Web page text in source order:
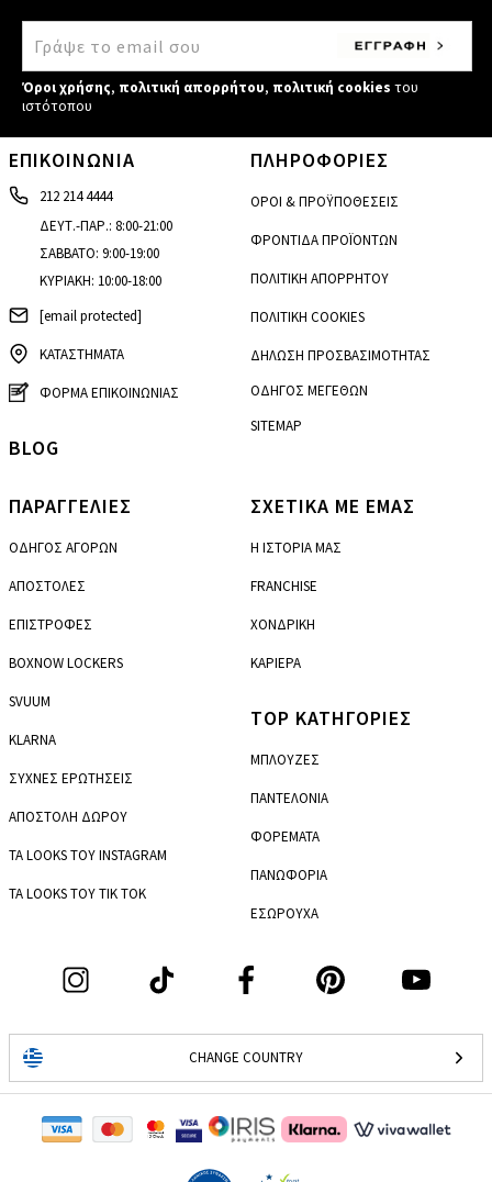
Όροι χρήσης, πολιτική απορρήτου, πολιτική cookies του
ιστότοπου
ΕΠΙΚΟΙΝΩΝΙΑ
212 214 4444
ΔΕΥΤ.-ΠΑΡ.: 8:00-21:00
ΣΑΒΒΑΤΟ: 9:00-19:00
ΚΥΡΙΑΚΗ: 10:00-18:00
[email protected]
ΚΑΤΑΣΤΗΜΑΤΑ
ΦΟΡΜΑ ΕΠΙΚΟΙΝΩΝΙΑΣ
ΠΑΡΑΓΓΕΛΙΕΣ
ΟΔΗΓΟΣ ΑΓΟΡΩΝ
ΑΠΟΣΤΟΛΕΣ
ΕΠΙΣΤΡΟΦΕΣ
BOXNOW LOCKERS
SVUUM
KLARNA
ΣΥΧΝΕΣ ΕΡΩΤΗΣΕΙΣ
ΑΠΟΣΤΟΛΗ ΔΩΡΟΥ
ΤΑ LOOKS ΤΟΥ INSTAGRAM
ΤΑ LOOKS ΤΟΥ TIK TOK
ΠΛΗΡΟΦΟΡΙΕΣ
ΟΡΟΙ & ΠΡΟΫΠΟΘΕΣΕΙΣ
ΦΡΟΝΤΙΔΑ ΠΡΟΪΟΝΤΩΝ
ΠΟΛΙΤΙΚΗ ΑΠΟΡΡΗΤΟΥ
ΠΟΛΙΤΙΚΗ COOKIES
ΔΗΛΩΣΗ ΠΡΟΣΒΑΣΙΜΟΤΗΤΑΣ
ΟΔΗΓΟΣ ΜΕΓΕΘΩΝ
SITEMAP
ΣΧΕΤΙΚΑ ΜΕ ΕΜΑΣ
Η ΙΣΤΟΡΙΑ ΜΑΣ
FRANCHISE
ΧΟΝΔΡΙΚΗ
ΚΑΡΙΕΡΑ
CHANGE COUNTRY
TOP ΚΑΤΗΓΟΡΙΕΣ
ΜΠΛΟΥΖΕΣ
ΠΑΝΤΕΛΟΝΙΑ
ΦΟΡΕΜΑΤΑ
ΠΑΝΩΦΟΡΙΑ
ΕΣΩΡΟΥΧΑ
BLOG